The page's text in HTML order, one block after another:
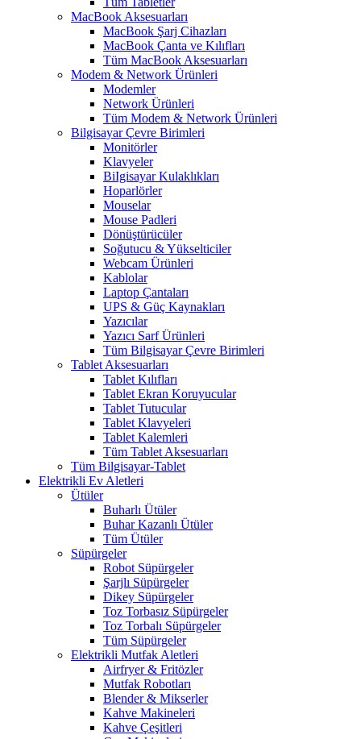
MacBook Aksesuarları
MacBook Şarj Cihazları
MacBook Çanta ve Kılıfları
Tüm MacBook Aksesuarları
Modem & Network Ürünleri
Modemler
Network Ürünleri
Tüm Modem & Network Ürünleri
Bilgisayar Çevre Birimleri
Monitörler
Klavyeler
BiIgisayar Kulaklıkları
Hoparlörler
Mouselar
Mouse Padleri
Dönüştürücüler
Soğutucu & Yükselticiler
Webcam Ürünleri
Kablolar
Laptop Çantaları
UPS & Güç Kaynakları
Yazıcılar
Yazıcı Sarf Ürünleri
Tüm Bilgisayar Çevre Birimleri
Tablet Aksesuarları
Tablet Kılıfları
Tablet Ekran Koruyucular
Tablet Tutucular
Tablet Klavyeleri
Tablet Kalemleri
Tüm Tablet Aksesuarları
Tüm Bilgisayar-Tablet
Elektrikli Ev Aletleri
Ütüler
Buharlı Ütüler
Buhar Kazanlı Ütüler
Tüm Ütüler
Süpürgeler
Robot Süpürgeler
Şarjlı Süpürgeler
Dikey Süpürgeler
Toz Torbasız Süpürgeler
Toz Torbalı Süpürgeler
Tüm Süpürgeler
Elektrikli Mutfak Aletleri
Airfryer & Fritözler
Mutfak Robotları
Blender & Mikserler
Kahve Makineleri
Kahve Çeşitleri